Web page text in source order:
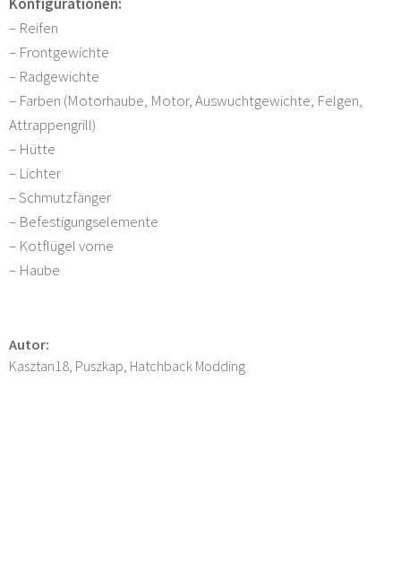
– Reifen
– Frontgewichte
– Radgewichte
– Farben (Motorhaube, Motor, Auswuchtgewichte, Felgen,
Attrappengrill)
– Hütte
– Lichter
– Schmutzfänger
– Befestigungselemente
– Kotflügel vorne
– Haube
Autor:
Kasztan18, Puszkap, Hatchback Modding